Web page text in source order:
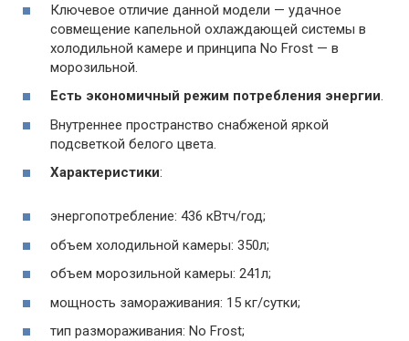
Ключевое отличие данной модели — удачное
совмещение капельной охлаждающей системы в
холодильной камере и принципа No Frost — в
морозильной.
Есть экономичный режим потребления энергии.
Внутреннее пространство снабженой яркой
подсветкой белого цвета.
Характеристики:
энергопотребление: 436 кВтч/год;
объем холодильной камеры: 350л;
объем морозильной камеры: 241л;
мощность замораживания: 15 кг/сутки;
тип размораживания: No Frost;